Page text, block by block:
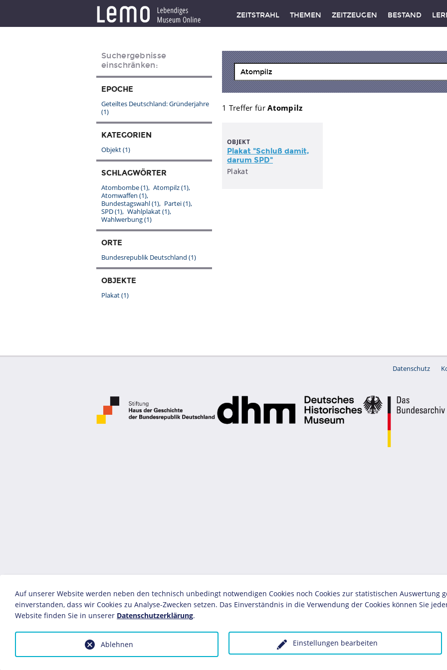
ZEITSTRAHL THEMEN ZEITZEUGEN BESTAND
1 Treffer fürAtompilz
OBJEKT
Plakat "Schluß damit,
darum SPD"
Plakat
Suchergebnisse
einschränken:
EPOCHE
Geteiltes Deutschland: Gründerjahre
(1)
KATEGORIEN
Objekt(1)
SCHLAGWÖRTER
Atombombe(1) Atompilz(1)
Atomwaffen (1)
Bundestagswahl(1) Partei(1)
SPD(1) Wahlplakat(1)
Wahlwerbung(1)
ORTE
Bundesrepublik Deutschland (1)
OBJEKTE
Plakat(1)
Datenschutz
Auf unserer Website werden neben den technisch unbedingt notwendigen Cookies noch Cookies zur statistischen Auswertung
einverstanden, dass wir Cookies zu Analyse-Zwecken setzen. Das Einverständnis in die Verwendung der Cookies können Sie
Website finden Sie in unserer Datenschutzerklärung.
Einstellungen bearbeiten
Ablehnen